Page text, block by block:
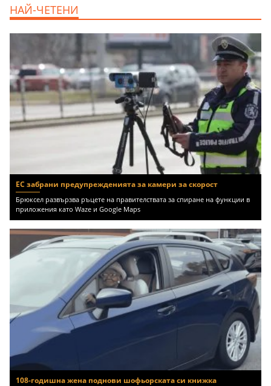
НАЙ-ЧЕТЕНИ
ЕС забрани предупрежденията за камери за скорост
Брюксел развързва ръцете на правителствата за спиране на функции в
приложения като Waze и Google Maps
108-годишна жена поднови шофьорската си книжка